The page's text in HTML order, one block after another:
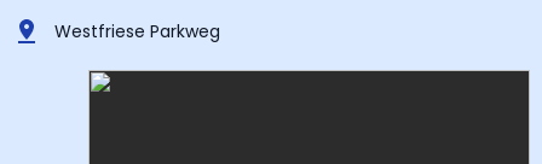
Westfriese Parkweg